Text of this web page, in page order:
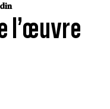
l’œuvre